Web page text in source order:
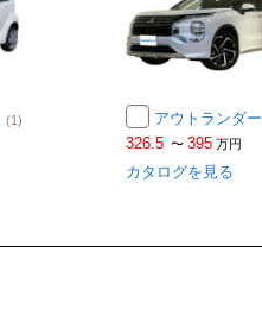
(1) アウトランダー
326.5 〜 395 万円
カタログを見る